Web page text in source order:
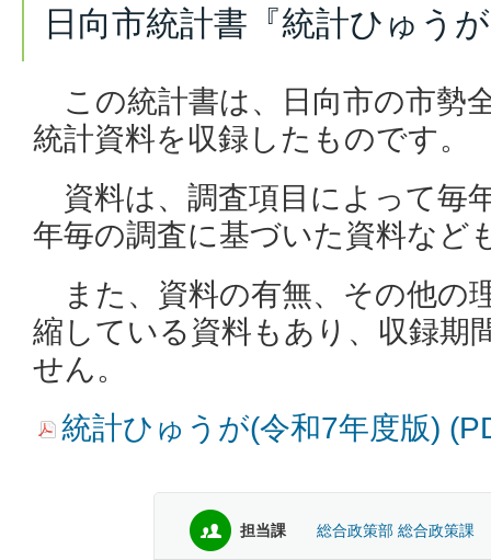
日向市統計書『統計ひゅう
この統計書は、日向市の市勢
統計資料を収録したものです。
資料は、調査項目によって毎
年毎の調査に基づいた資料など
また、資料の有無、その他の
縮している資料もあり、収録期
せん。
統計ひゅうが(令和7年度版)
担当課 総合政策部 総合政策課